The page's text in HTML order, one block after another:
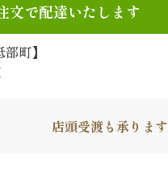
文で配達いたします
町】
店頭受渡も承ります